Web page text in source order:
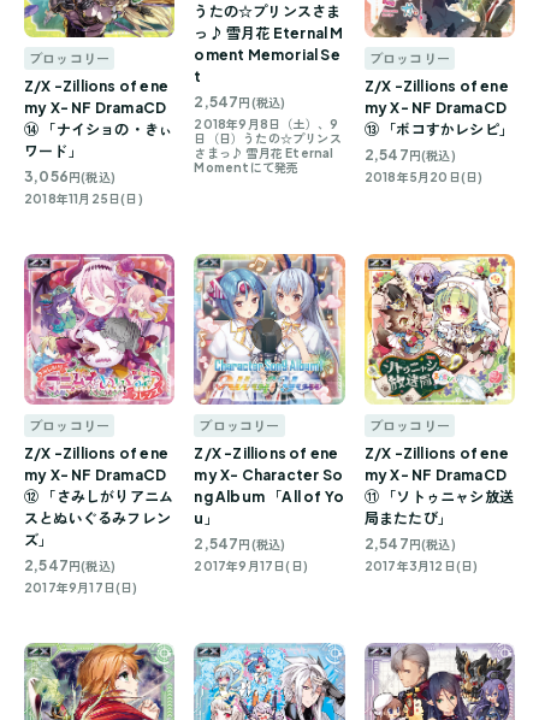
ブロッコリー
Z/X -Zillions of ene
my X- NF DramaCD
⑭ 「ナイショの・きぃ
ワード」
3,056 円(税込)
2018年11月25日(日)
うたの☆プリンスさま
っ♪ 雪月花 Eternal M
oment Memorial Se
t
2,547円(税込)
2018年9月8日（土）、9
日（日）うたの☆プリンス
さまっ♪ 雪月花 Eternal
Momentにて発売
ブロッコリー
Z/X -Zillions of ene
my X- NF DramaCD
⑬ 「ボコすかレシピ」
2,547 円(税込)
2018年5月20日(日)
ブロッコリー
Z/X -Zillions of ene
my X- NF DramaCD
⑫ 「さみしがりアニム
スとぬいぐるみフレン
ズ」
2,547 円(税込)
2017年9月17日(日)
ブロッコリー
Z/X -Zillions of ene
my X- Character So
ng Album 「All of Yo
u」
2,547 円(税込)
2017年9月17日(日)
ブロッコリー
Z/X -Zillions of ene
my X- NF DramaCD
⑪ 「ソトゥニャシ放送
局またたび」
2,547 円(税込)
2017年3月12日(日)